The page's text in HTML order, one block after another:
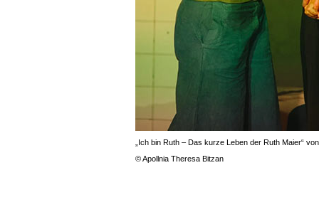
„Ich bin Ruth – Das kurze Leben der Ruth Maier“
© Apollnia Theresa Bitzan